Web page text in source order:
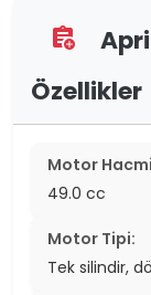
assignment_add
Özellikler
Motor
49.0 cc
Motor Tipi:
Tek silindir,